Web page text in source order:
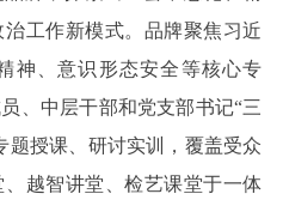
工作新模式。品牌聚焦习近
神、意识形态安全等核心专
、中层干部和党支部书记“三
题授课、研讨实训，覆盖受众
越智讲堂、检艺课堂于一体